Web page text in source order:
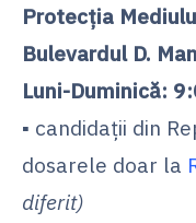
Protecția
Bulevardul D.
Luni-Duminică:
▪ candidații din
dosarele doar la
diferit)